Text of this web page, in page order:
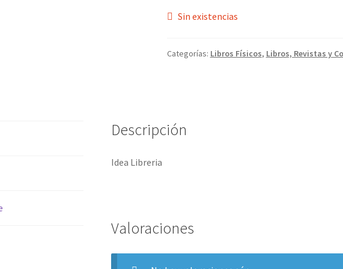
Sin existencias
Categorías: Libros Físicos, Libros, Revistas y
Descripción
Idea Libreria
Valoraciones